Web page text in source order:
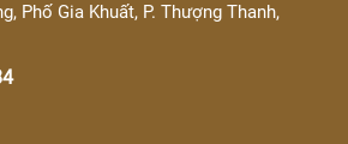
Phố Gia Khuất, P. Thượng Thanh,